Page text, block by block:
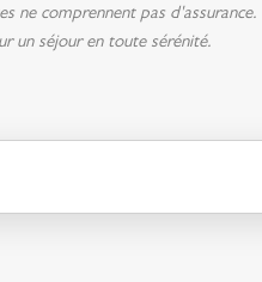
ne comprennent pas d'assurance.
un séjour en toute sérénité.